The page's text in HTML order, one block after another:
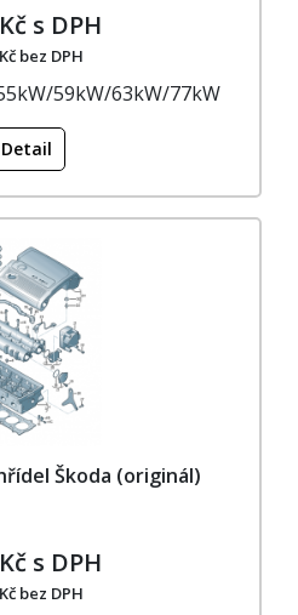
s DPH
bez DPH
59kW/63kW/77kW
Detail
Škoda (originál)
s DPH
bez DPH